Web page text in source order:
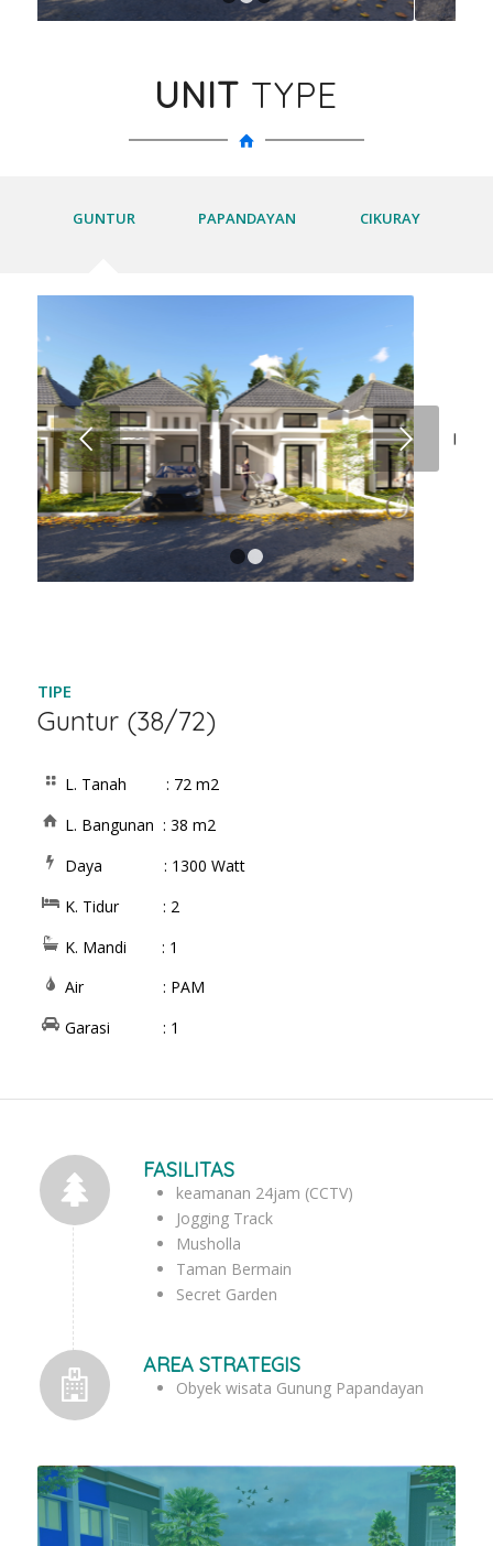
1 2 3
UNIT TYPE
GUNTUR PAPANDAYAN CIKURAY
Next
1 2
TIPE
Guntur (38/72)
L. Tanah : 72 m2
L. Bangunan : 38 m2
Daya : 1300 Watt
K. Tidur : 2
K. Mandi : 1
Air : PAM
Garasi : 1
Previous
FASILITAS
keamanan 24jam (CCTV)
Jogging Track
Musholla
Taman Bermain
Secret Garden
AREA STRATEGIS
Obyek wisata Gunung Papandayan